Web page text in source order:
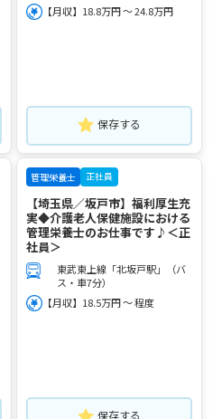
【月収】18.8万円 ～ 24.8万円
保存する
管理栄養士 正社員
【埼玉県／坂戸市】福利厚生充
実◆介護老人保健施設における
管理栄養士のお仕事です♪＜正
社員＞
東武東上線「北坂戸駅」（バ
ス・車7分）
【月収】18.5万円 ～ 程度
保存する